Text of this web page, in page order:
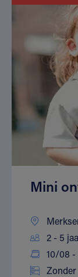
Mini
2 - 5
10/08 -